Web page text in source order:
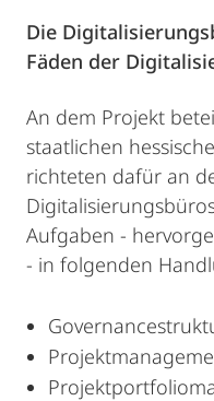
Die
Fäden der
An dem Projekt
staatlichen
richteten dafür an
Aufgaben -
- in folgenden